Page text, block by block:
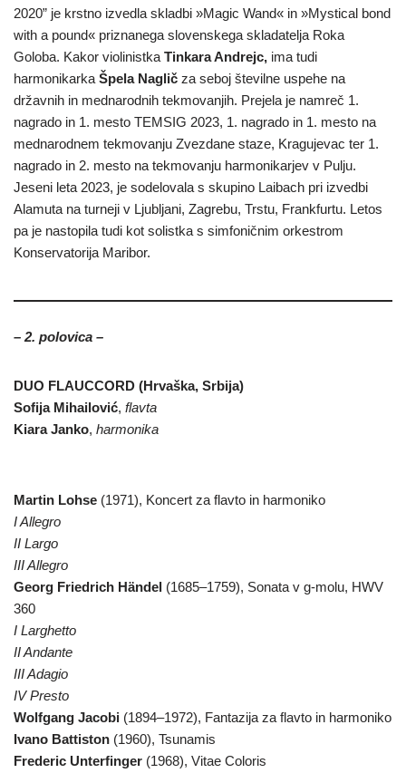
2020” je krstno izvedla skladbi »Magic Wand« in »Mystical bond
with a pound« priznanega slovenskega skladatelja Roka
Goloba. Kakor violinistka Tinkara Andrejc, ima tudi
harmonikarka Špela Naglič za seboj številne uspehe na
državnih in mednarodnih tekmovanjih. Prejela je namreč 1.
nagrado in 1. mesto TEMSIG 2023, 1. nagrado in 1. mesto na
mednarodnem tekmovanju Zvezdane staze, Kragujevac ter 1.
nagrado in 2. mesto na tekmovanju harmonikarjev v Pulju.
Jeseni leta 2023, je sodelovala s skupino Laibach pri izvedbi
Alamuta na turneji v Ljubljani, Zagrebu, Trstu, Frankfurtu. Letos
pa je nastopila tudi kot solistka s simfoničnim orkestrom
Konservatorija Maribor.
– 2. polovica –
DUO FLAUCCORD (Hrvaška, Srbija)
Sofija Mihailović, flavta
Kiara Janko, harmonika
Martin Lohse (1971), Koncert za flavto in harmoniko
I Allegro
II Largo
III Allegro
Georg Friedrich Händel (1685–1759), Sonata v g-molu, HWV
360
I Larghetto
II Andante
III Adagio
IV Presto
Wolfgang Jacobi (1894–1972), Fantazija za flavto in harmoniko
Ivano Battiston (1960), Tsunamis
Frederic Unterfinger (1968), Vitae Coloris